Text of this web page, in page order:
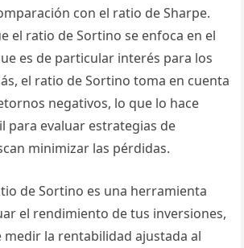
con el ratio de Sharpe.
el ratio de Sortino se enfoca en el
es de particular interés para los
el ratio de Sortino toma en cuenta
negativos, lo que lo hace
para evaluar estrategias de
minimizar las pérdidas.
de Sortino es una herramienta
el rendimiento de tus inversiones,
la rentabilidad ajustada al